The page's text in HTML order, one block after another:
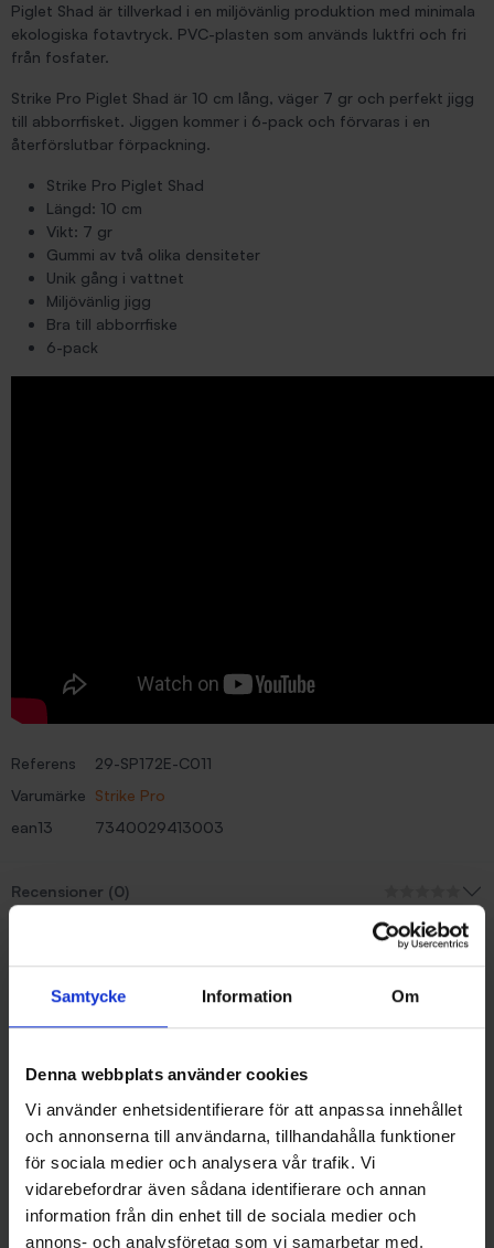
Samtycke Information Om
Denna webbplats använder cookies
Vi använder enhetsidentifierare för att anpassa innehållet
och annonserna till användarna, tillhandahålla funktioner
för sociala medier och analysera vår trafik. Vi
vidarebefordrar även sådana identifierare och annan
information från din enhet till de sociala medier och
annons- och analysföretag som vi samarbetar med.
Piglet Shad är tillverkad i en miljövänlig produktion med minimala
ekologiska fotavtryck. PVC-plasten som används luktfri och fri
från fosfater.
Strike Pro Piglet Shad är 10 cm lång, väger 7 gr och perfekt jigg
till abborrfisket. Jiggen kommer i 6-pack och förvaras i en
återförslutbar förpackning.
Strike Pro Piglet Shad
Längd: 10 cm
Vikt: 7 gr
Gummi av två olika densiteter
Unik gång i vattnet
Miljövänlig jigg
Bra till abborrfiske
6-pack
Referens
29-SP172E-C011
Varumärke Strike Pro
ean13
7340029413003
Recensioner (0)
Liknande produkter